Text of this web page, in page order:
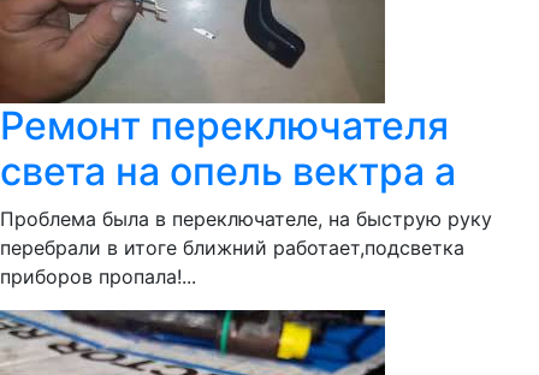
Ремонт переключателя
света на опель вектра а
Проблема была в переключателе, на быструю руку
перебрали в итоге ближний работает,подсветка
приборов пропала!...